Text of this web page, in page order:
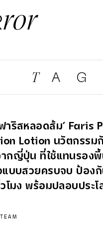
าริสหลอดส้ม’ Faris
Lotion นวัตกรรม
กญี่ปุ่น ที่ใช้แทนรองพื้
แบบสวยครบจบ ป้อง
โมง พร้อมปลอบประโ